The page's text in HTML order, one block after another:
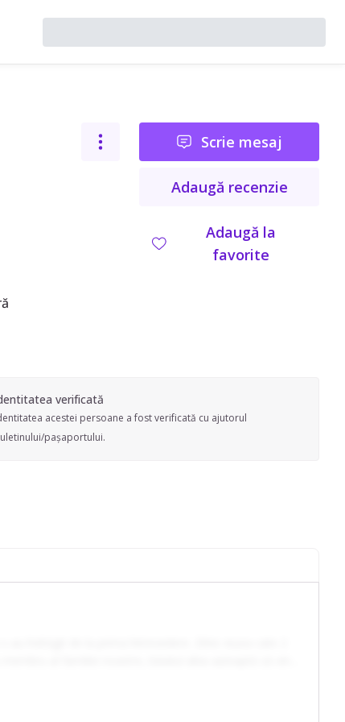
Scrie mesaj
Adaugă recenzie
Adaugă la
favorite
verificată
acestei persoane a fost verificată cu ajutorul
pașaportului.
îndrăgit de la prima întrevedere. Zilnic ieșea cate 2
al familiei noastre, băiatul abia așteaptă să vina